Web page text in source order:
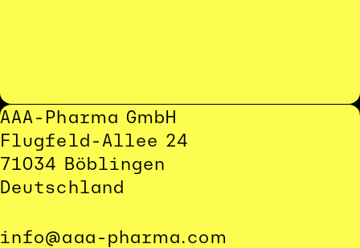
AAA-Pharma GmbH
Flugfeld-Allee 24
71034 Böblingen
Deutschland
info@aaa-pharma.com